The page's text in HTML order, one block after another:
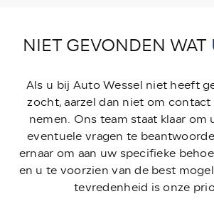
NIET GEVONDEN WAT
Als u bij Auto Wessel niet heeft
zocht, aarzel dan niet om
nemen. Ons team staat klaar om
eventuele vragen te
ernaar om aan uw specifieke
en u te voorzien van de best
tevredenheid is onze